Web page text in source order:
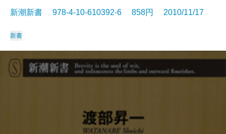
新潮新書 978-4-10-610392-6 858円 2010/11/17
新書